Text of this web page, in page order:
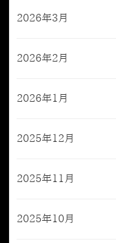
2026年3月
2026年2月
2026年1月
2025年12月
2025年11月
2025年10月